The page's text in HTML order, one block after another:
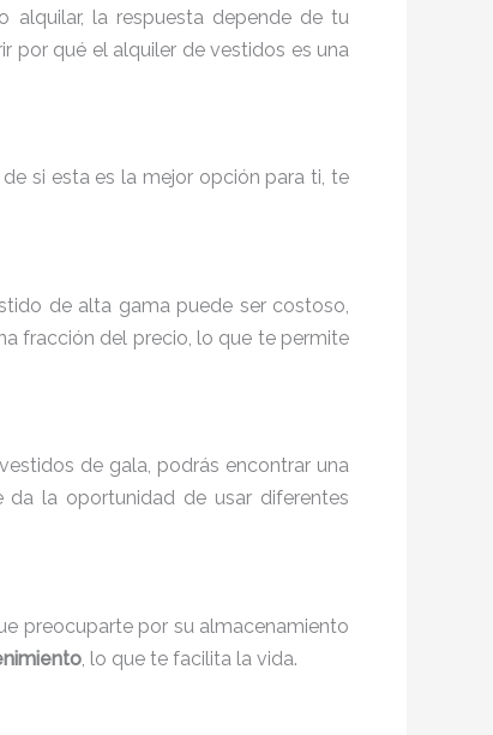
la respuesta depende de tu
por qué el alquiler de vestidos es una
si esta es la mejor opción para ti, te
de alta gama puede ser costoso,
fracción del precio, lo que te permite
de gala, podrás encontrar una
la oportunidad de usar diferentes
preocuparte por su almacenamiento
, lo que te facilita la vida.